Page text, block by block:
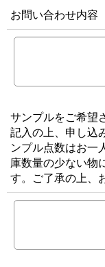
お問い合わせ内容
サンプルをご希望
記入の上、申し込
ンプル点数はお一
庫数量の少ない物
す。ご了承の上、